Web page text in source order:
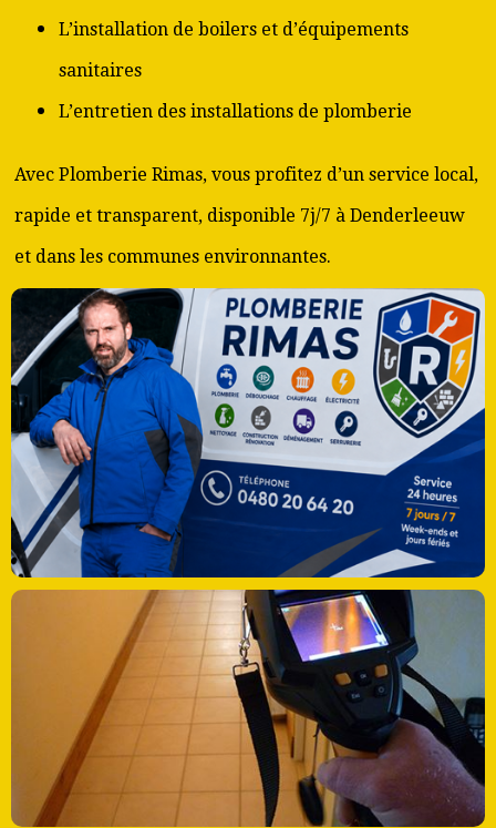
L’installation de boilers et d’équipements
sanitaires
L’entretien des installations de plomberie
Avec Plomberie Rimas, vous profitez d’un service local,
rapide et transparent, disponible 7j/7 à Denderleeuw
et dans les communes environnantes.